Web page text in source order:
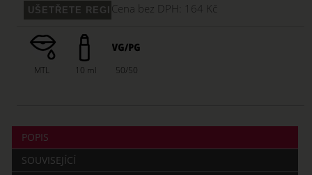
Cena bez DPH: 164 Kč
MTL 10 ml 50/50
POPIS
SOUVISEJÍCÍ